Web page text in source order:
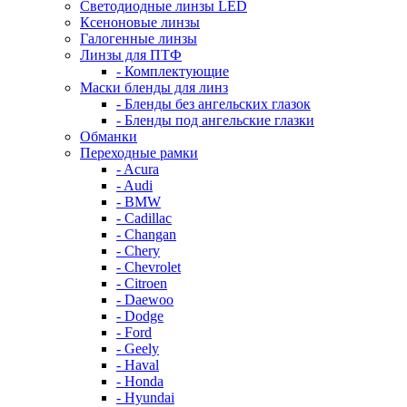
Светодиодные линзы LED
Ксеноновые линзы
Галогенные линзы
Линзы для ПТФ
- Комплектующие
Маски бленды для линз
- Бленды без ангельских глазок
- Бленды под ангельские глазки
Обманки
Переходные рамки
- Acura
- Audi
- BMW
- Cadillac
- Changan
- Chery
- Chevrolet
- Citroen
- Daewoo
- Dodge
- Ford
- Geely
- Haval
- Honda
- Hyundai